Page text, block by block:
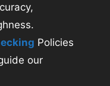
Policies
our